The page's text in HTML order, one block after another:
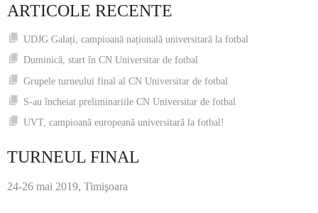
ARTICOLE RECENTE
UDJG Galați, campioană națională universitară la fotbal
Duminică, start în CN Universitar de fotbal
Grupele turneului final al CN Universitar de fotbal
S-au încheiat preliminariile CN Universitar de fotbal
UVT, campioană europeană universitară la fotbal!
TURNEUL FINAL
24-26 mai 2019, Timişoara